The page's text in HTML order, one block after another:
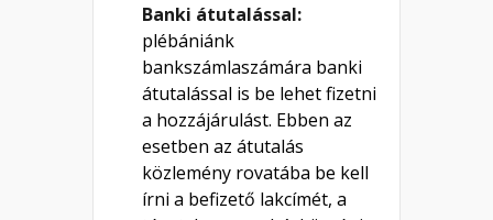
Banki átutalással:
plébániánk
bankszámlaszámára banki
átutalással is be lehet fizetni
a hozzájárulást. Ebben az
esetben az átutalás
közlemény rovatába be kell
írni a befizető lakcímét, a